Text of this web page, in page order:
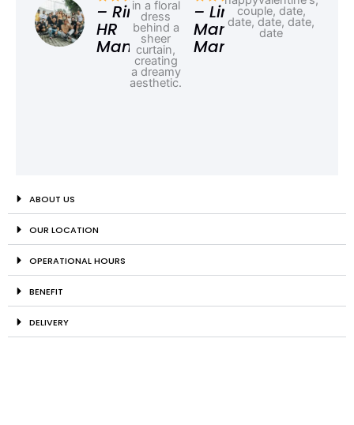
– Rina,
HR
Manager
– Linda,
Marketing
Manager
ABOUT US
OUR LOCATION
OPERATIONAL HOURS
BENEFIT
DELIVERY